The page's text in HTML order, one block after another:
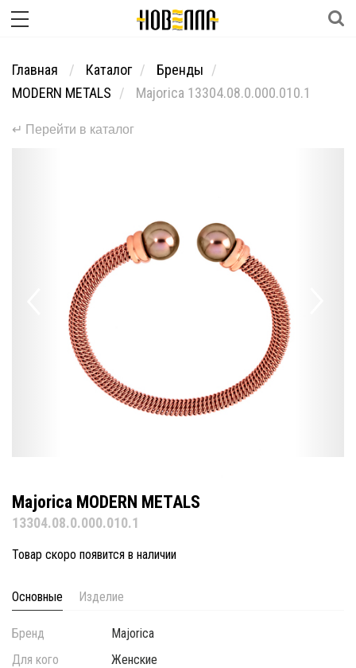
Главная Каталог
Бренды
MODERN METALS
Majorica 13304.08.0.000.010.1
↵ Перейти в каталог
Majorica MODERN METALS
13304.08.0.000.010.1
Товар скоро появится в наличии
Основные Изделие
Бренд
Majorica
Для кого
Женские